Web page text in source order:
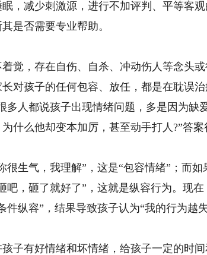
减少刺激源，进行不加评判、平等客观
是否需要专业帮助。
，存在自伤、自杀、冲动伤人等念头或
孩子的任何包容、放任，都是在耽误治
人都说孩子出现情绪问题，多是因为缺
什么他却变本加厉，甚至动手打人?”答案
生气，我理解”，这是“包容情绪”；而如
吧，砸了就好了”，这就是纵容行为。现
件纵容”，结果导致孩子认为“我的行为越
有好情绪和坏情绪，给孩子一定的时间